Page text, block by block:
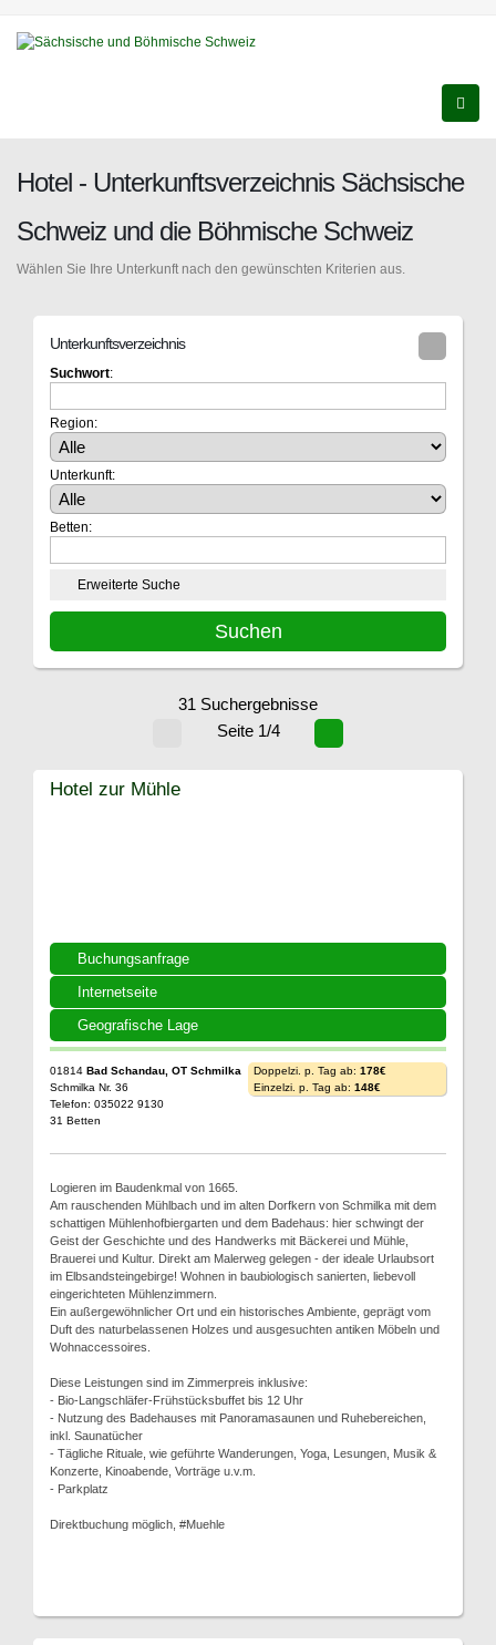
Hotel - Unterkunftsverzeichnis Sächsische
Schweiz und die Böhmische Schweiz
Wählen Sie Ihre Unterkunft nach den gewünschten Kriterien aus.
Unterkunftsverzeichnis
Suchwort:
Region:
Unterkunft:
Betten:
Erweiterte Suche
31 Suchergebnisse
Seite 1/4
Buchungsanfrage
Internetseite
Geografische Lage
Hotel zur Mühle
01814 Bad Schandau, OT Schmilka
Schmilka Nr. 36
Telefon: 035022 9130
31 Betten
Doppelzi. p. Tag ab: 178€
Einzelzi. p. Tag ab: 148€
Logieren im Baudenkmal von 1665.
Am rauschenden Mühlbach und im alten Dorfkern von Schmilka mit dem
schattigen Mühlenhofbiergarten und dem Badehaus: hier schwingt der
Geist der Geschichte und des Handwerks mit Bäckerei und Mühle,
Brauerei und Kultur. Direkt am Malerweg gelegen - der ideale Urlaubsort
im Elbsandsteingebirge! Wohnen in baubiologisch sanierten, liebevoll
eingerichteten Mühlenzimmern.
Ein außergewöhnlicher Ort und ein historisches Ambiente, geprägt vom
Duft des naturbelassenen Holzes und ausgesuchten antiken Möbeln und
Wohnaccessoires.
Diese Leistungen sind im Zimmerpreis inklusive:
- Bio-Langschläfer-Frühstücksbuffet bis 12 Uhr
- Nutzung des Badehauses mit Panoramasaunen und Ruhebereichen,
inkl. Saunatücher
- Tägliche Rituale, wie geführte Wanderungen, Yoga, Lesungen, Musik &
Konzerte, Kinoabende, Vorträge u.v.m.
- Parkplatz
Direktbuchung möglich, #Muehle